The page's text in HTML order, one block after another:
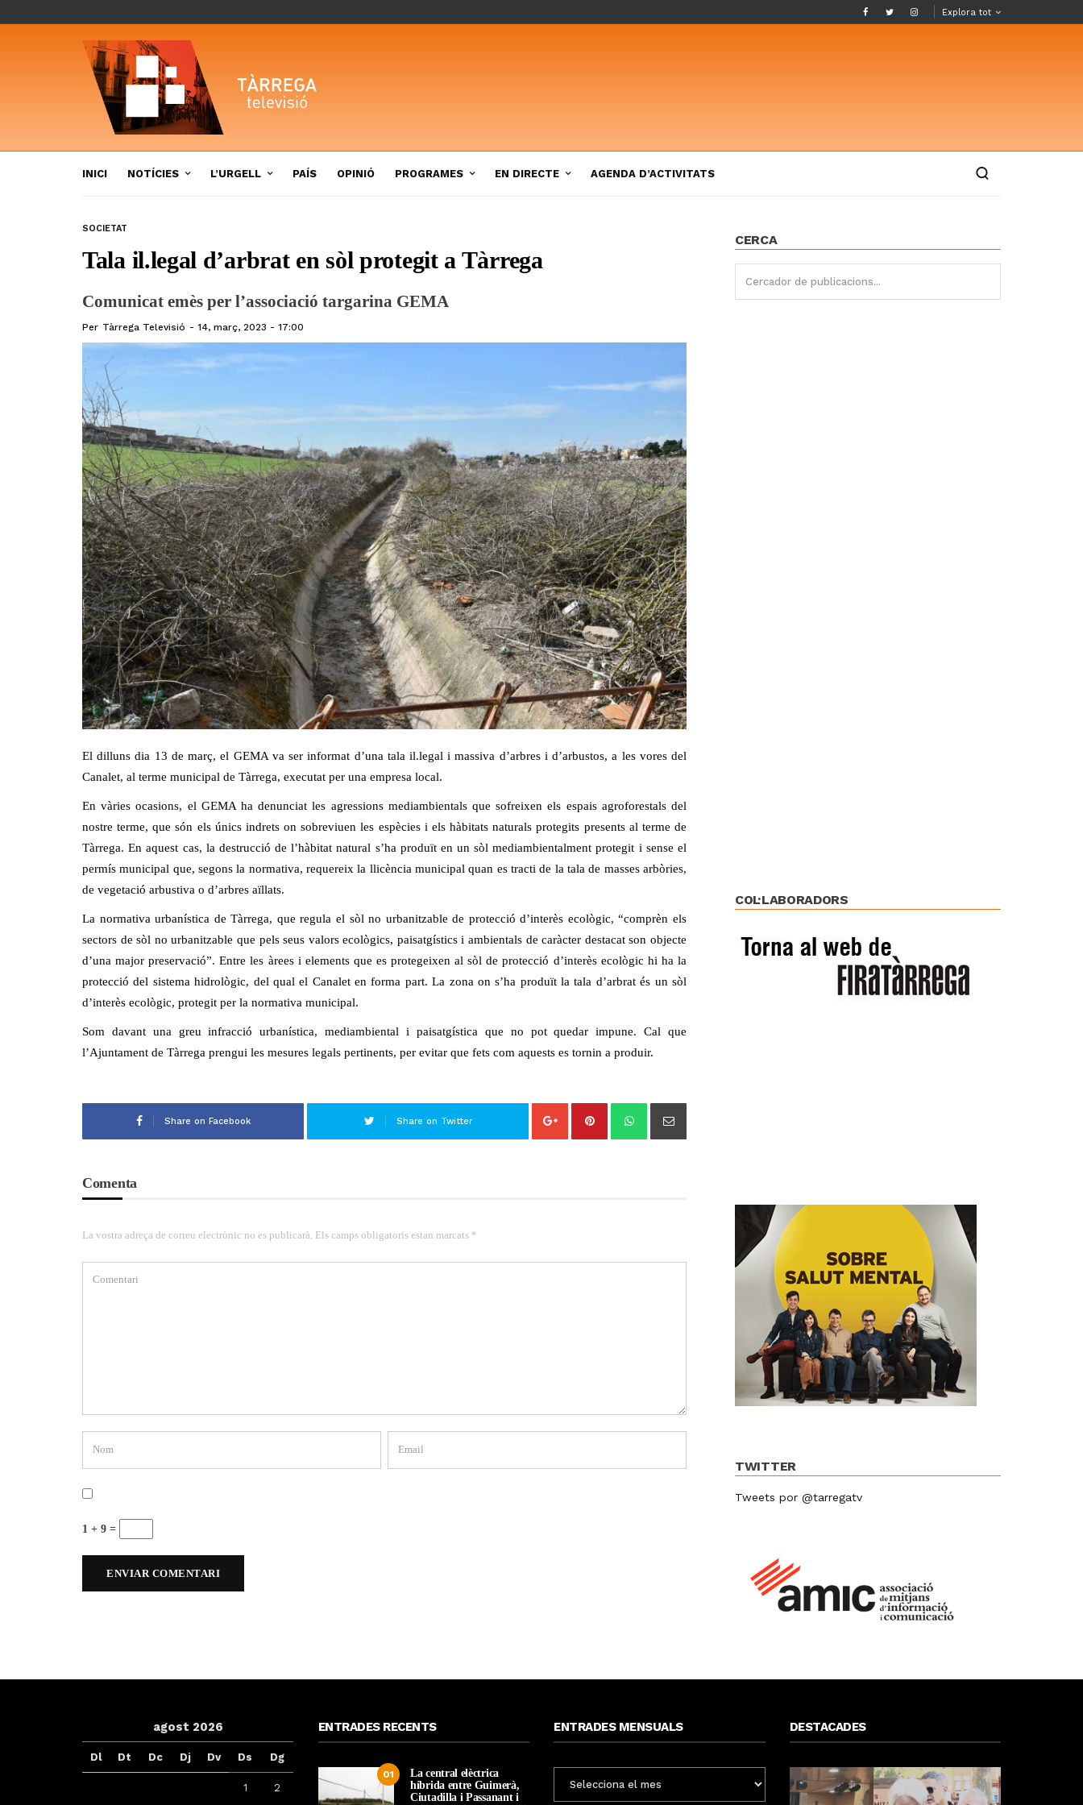
Explora tot
INICI NOTÍCIES L’URGELL PAÍS OPINIÓ PROGRAMES EN DIRECTE AGENDA D’ACTIVITATS
SOCIETAT
Tala il.legal d’arbrat en sòl protegit a Tàrrega
Comunicat emès per l’associació targarina GEMA
Per Tàrrega Televisió 14, març, 2023 - 17:00
El dilluns dia 13 de març, el GEMA va ser informat d’una tala il.legal i massiva d’arbres i d’arbustos, a les vores del
Canalet, al terme municipal de Tàrrega, executat per una empresa local.
En vàries ocasions, el GEMA ha denunciat les agressions mediambientals que sofreixen els espais agroforestals del
nostre terme, que són els únics indrets on sobreviuen les espècies i els hàbitats naturals protegits presents al terme de
Tàrrega. En aquest cas, la destrucció de l’hàbitat natural s’ha produït en un sòl mediambientalment protegit i sense el
permís municipal que, segons la normativa, requereix la llicència municipal quan es tracti de la tala de masses arbòries,
de vegetació arbustiva o d’arbres aïllats.
La normativa urbanística de Tàrrega, que regula el sòl no urbanitzable de protecció d’interès ecològic, “comprèn els
sectors de sòl no urbanitzable que pels seus valors ecològics, paisatgístics i ambientals de caràcter destacat son objecte
d’una major preservació”. Entre les àrees i elements que es protegeixen al sòl de protecció d’interès ecològic hi ha la
protecció del sistema hidrològic, del qual el Canalet en forma part. La zona on s’ha produït la tala d’arbrat és un sòl
d’interès ecològic, protegit per la normativa municipal.
Som davant una greu infracció urbanística, mediambiental i paisatgística que no pot quedar impune. Cal que
l’Ajuntament de Tàrrega prengui les mesures legals pertinents, per evitar que fets com aquests es tornin a produir.
Share on Facebook Share on Twitter
Comenta
La vostra adreça de correu electrònic no es publicarà. Els camps obligatoris estan marcats *
1 + 9 =
CERCA
COL·LABORADORS
TWITTER
Tweets por @tarregatv
agost 2026
Dl Dt Dc Dj Dv Ds Dg
1 2
ENTRADES RECENTS
01
La central elèctrica
híbrida entre Guimerà,
Ciutadilla i Passanant i
ENTRADES MENSUALS
MENSUALS
DESTACADES